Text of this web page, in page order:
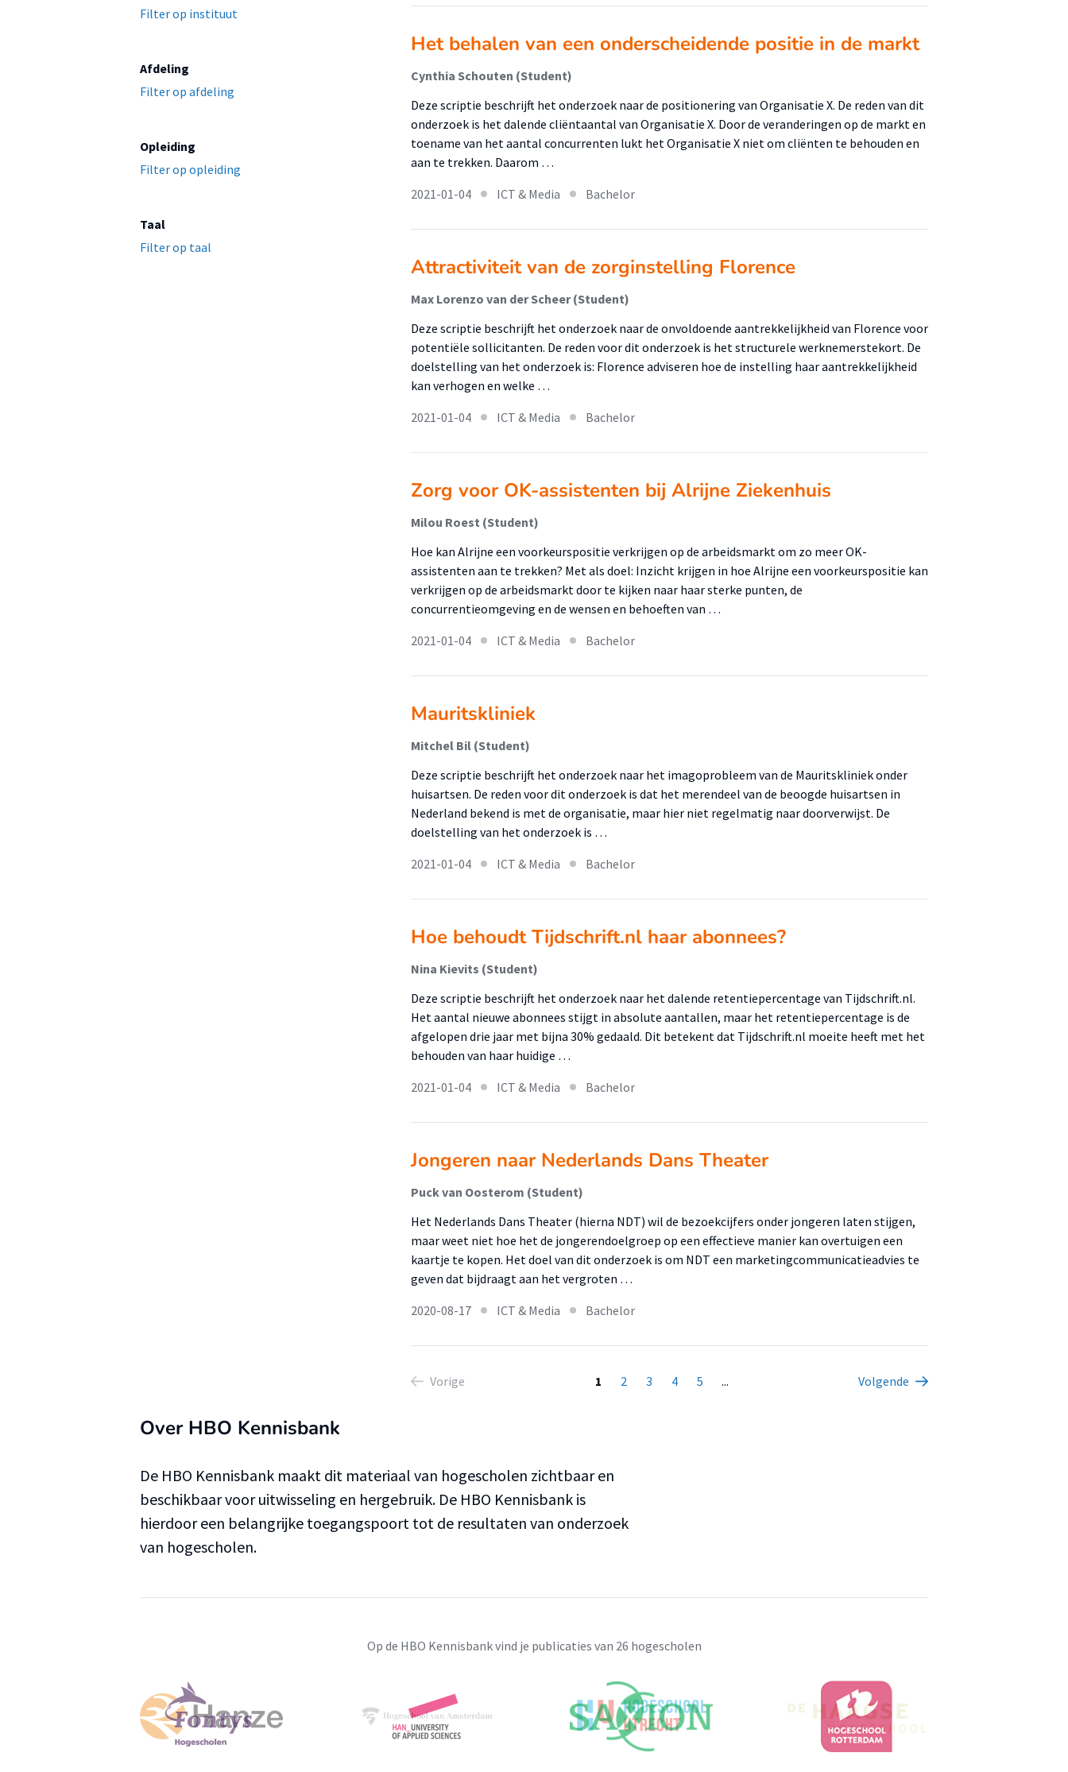
Filter op instituut
Afdeling
Filter op afdeling
Opleiding
Filter op opleiding
Taal
Filter op taal
Het behalen van een onderscheidende positie in de markt
Cynthia Schouten (Student)
Deze scriptie beschrijft het onderzoek naar de positionering van Organisatie X. De reden van dit
onderzoek is het dalende cliëntaantal van Organisatie X. Door de veranderingen op de markt en
toename van het aantal concurrenten lukt het Organisatie X niet om cliënten te behouden en
aan te trekken. Daarom …
2021-01-04
ICT & Media Bachelor
Attractiviteit van de zorginstelling Florence
Max Lorenzo van der Scheer (Student)
Deze scriptie beschrijft het onderzoek naar de onvoldoende aantrekkelijkheid van Florence voor
potentiële sollicitanten. De reden voor dit onderzoek is het structurele werknemerstekort. De
doelstelling van het onderzoek is: Florence adviseren hoe de instelling haar aantrekkelijkheid
kan verhogen en welke …
2021-01-04
ICT & Media Bachelor
Zorg voor OK-assistenten bij Alrijne Ziekenhuis
Milou Roest (Student)
Hoe kan Alrijne een voorkeurspositie verkrijgen op de arbeidsmarkt om zo meer OK-
assistenten aan te trekken? Met als doel: Inzicht krijgen in hoe Alrijne een voorkeurspositie kan
verkrijgen op de arbeidsmarkt door te kijken naar haar sterke punten, de
concurrentieomgeving en de wensen en behoeften van …
2021-01-04
ICT & Media Bachelor
Mauritskliniek
Mitchel Bil (Student)
Deze scriptie beschrijft het onderzoek naar het imagoprobleem van de Mauritskliniek onder
huisartsen. De reden voor dit onderzoek is dat het merendeel van de beoogde huisartsen in
Nederland bekend is met de organisatie, maar hier niet regelmatig naar doorverwijst. De
doelstelling van het onderzoek is …
2021-01-04
ICT & Media Bachelor
Hoe behoudt Tijdschrift.nl haar abonnees?
Nina Kievits (Student)
Deze scriptie beschrijft het onderzoek naar het dalende retentiepercentage van Tijdschrift.nl.
Het aantal nieuwe abonnees stijgt in absolute aantallen, maar het retentiepercentage is de
afgelopen drie jaar met bijna 30% gedaald. Dit betekent dat Tijdschrift.nl moeite heeft met het
behouden van haar huidige …
2021-01-04
ICT & Media Bachelor
Jongeren naar Nederlands Dans Theater
Puck van Oosterom (Student)
Het Nederlands Dans Theater (hierna NDT) wil de bezoekcijfers onder jongeren laten stijgen,
maar weet niet hoe het de jongerendoelgroep op een effectieve manier kan overtuigen een
kaartje te kopen. Het doel van dit onderzoek is om NDT een marketingcommunicatieadvies te
geven dat bijdraagt aan het vergroten …
2020-08-17
ICT & Media Bachelor
Vorige 1 2 3 4 5 ... Volgende
Over HBO Kennisbank
De HBO Kennisbank maakt dit materiaal van hogescholen zichtbaar en
beschikbaar voor uitwisseling en hergebruik. De HBO Kennisbank is
hierdoor een belangrijke toegangspoort tot de resultaten van onderzoek
van hogescholen.
Op de HBO Kennisbank vind je publicaties van 26 hogescholen